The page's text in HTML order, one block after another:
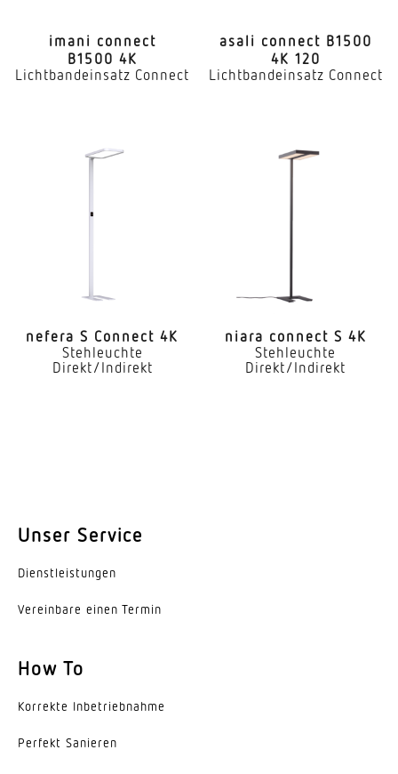
imani connect
B1500 4K
Lichtbandeinsatz Connect
asali connect B1500
4K 120
Lichtbandeinsatz Connect
nefera S Connect 4K
Stehleuchte
Direkt/Indirekt
niara connect S 4K
Stehleuchte
Direkt/Indirekt
Unser Service
Dienst­leis­tungen
Vereinbare einen Termin
How To
Korrekte Inbe­trieb­nahme
Perfekt Sanieren